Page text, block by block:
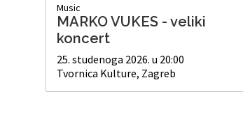
Music
MARKO VUKES - veliki
koncert
25. studenoga 2026. u 20:00
Tvornica Kulture, Zagreb